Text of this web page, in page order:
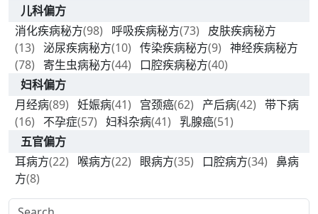
儿科偏方
消化疾病秘方(98) 呼吸疾病秘方(73)
皮肤疾病秘方
(13) 泌尿疾病秘方(10) 传染疾病秘方(9) 神经疾病秘方
(78)
寄生虫病秘方(44) 口腔疾病秘方(40)
妇科偏方
月经病(89) 妊娠病(41) 宫颈癌(62) 产后病(42) 带下病
(16)
不孕症(57) 妇科杂病(41) 乳腺癌(51)
五官偏方
耳病方(22) 喉病方(22) 眼病方(35) 口腔病方(34) 鼻病
方(8)